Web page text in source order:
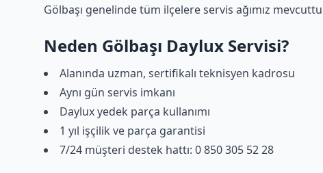
Gölbaşı genelinde tüm ilçelere servis ağımız
Neden Gölbaşı Daylux Servisi?
Alanında uzman, sertifikalı teknisyen kadrosu
Aynı gün servis imkanı
Daylux yedek parça kullanımı
1 yıl işçilik ve parça garantisi
7/24 müşteri destek hattı: 0 850 305 52 28